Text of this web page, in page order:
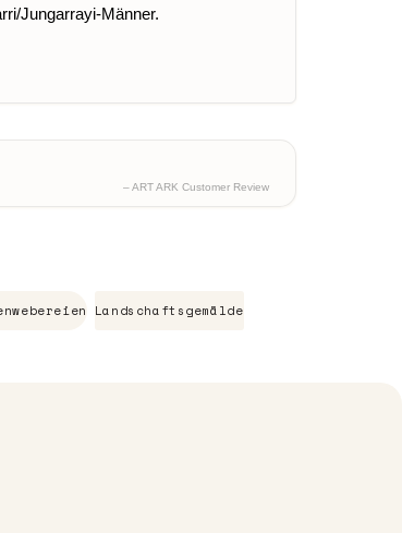
Jungarrayi-Männer.
– ART ARK Customer Review
Landschaftsgemälde